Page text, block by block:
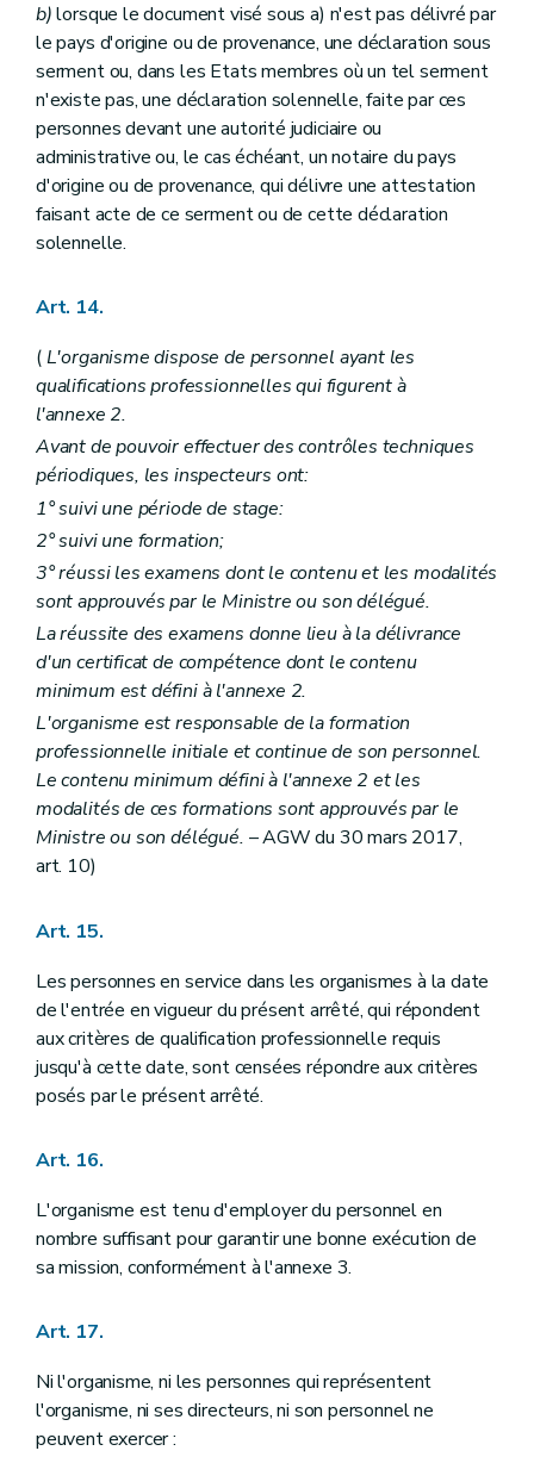
b)lorsque le document visé sous a) n'est pas délivré par
le pays d'origine ou de provenance, une déclaration sous
serment ou, dans les Etats membres où un tel serment
n'existe pas, une déclaration solennelle, faite par ces
personnes devant une autorité judiciaire ou
administrative ou, le cas échéant, un notaire du pays
d'origine ou de provenance, qui délivre une attestation
faisant acte de ce serment ou de cette déclaration
solennelle.
Art. 14.
(L'organisme dispose de personnel ayant les
qualifications professionnelles qui figurent à
l'annexe 2.
Avant de pouvoir effectuer des contrôles techniques
périodiques, les inspecteurs ont:
1° suivi une période de stage:
2° suivi une formation;
3° réussi les examens dont le contenu et les modalités
sont approuvés par le Ministre ou son délégué.
La réussite des examens donne lieu à la délivrance
d'un certificat de compétence dont le contenu
minimum est défini à l'annexe 2.
L'organisme est responsable de la formation
professionnelle initiale et continue de son personnel.
Le contenu minimum défini à l'annexe 2 et les
modalités de ces formations sont approuvés par le
Ministre ou son délégué. – AGW du 30 mars 2017,
art. 10)
Art. 15.
Les personnes en service dans les organismes à la date
de l'entrée en vigueur du présent arrêté, qui répondent
aux critères de qualification professionnelle requis
jusqu'à cette date, sont censées répondre aux critères
posés par le présent arrêté.
Art. 16.
L'organisme est tenu d'employer du personnel en
nombre suffisant pour garantir une bonne exécution de
sa mission, conformément à l'annexe 3.
Art. 17.
Ni l'organisme, ni les personnes qui représentent
l'organisme, ni ses directeurs, ni son personnel ne
peuvent exercer :